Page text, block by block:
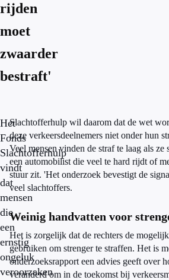
rijden
moet
zwaarder
bestraft'
Het
Fonds
Slachtofferhulp
vindt
dat
mensen
die
een
ernstig
ongeluk
veroorzaken
Slachtofferhulp wil daarom dat de wet
deze verkeersdeelnemers niet onder hun
Veel mensen vinden de straf te laag als
een automobilist die veel te hard rijdt of
stuur zit. 'Het onderzoek bevestigt de
veel slachtoffers.
Weinig handvatten voor
Het is zorgelijk dat de rechters de
gebruiken om strenger te straffen. Het is
onderzoeksrapport een advies geeft over
veranderd om in de toekomst bij